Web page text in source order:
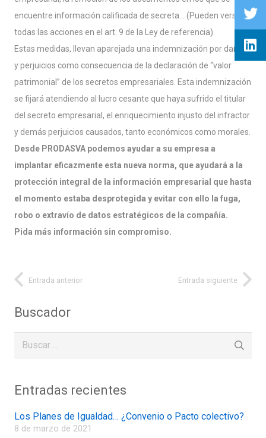
encuentre información calificada de secreta… (Pueden verse
todas las acciones en el art. 9 de la Ley de referencia).
Estas medidas, llevan aparejada una indemnización por daños
y perjuicios como consecuencia de la declaración de “valor
patrimonial” de los secretos empresariales. Esta indemnización
se fijará atendiendo al lucro cesante que haya sufrido el titular
del secreto empresarial, el enriquecimiento injusto del infractor
y demás perjuicios causados, tanto económicos como morales.
Desde PRODASVA podemos ayudar a su empresa a
implantar eficazmente esta nueva norma, que ayudará a la
protección integral de la información empresarial que hasta
el momento estaba desprotegida y evitar con ello la fuga,
robo o extravío de datos estratégicos de la compañía.
Pida más información sin compromiso.
Entrada anterior Entrada siguiente
Buscador
Buscar:
Entradas recientes
Los Planes de Igualdad… ¿Convenio o Pacto colectivo?
8 de marzo de 2021